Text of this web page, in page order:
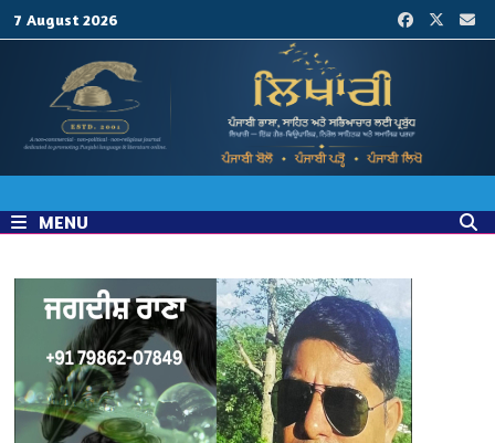
7 August 2026
MENU